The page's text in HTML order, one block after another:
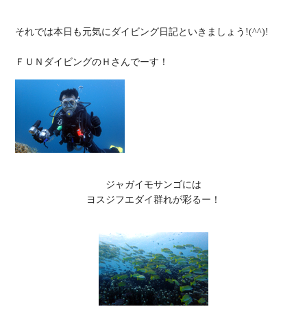
それでは本日も元気にダイビング日記といきましょう!(^^)!
ジャガイモサンゴには
ヨスジフエダイ群れが彩るー！